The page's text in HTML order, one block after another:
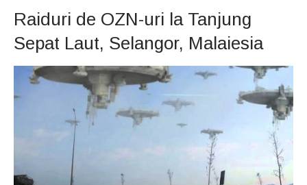
un cort din Spania
Marea vânătoare
de vrăjitoare din
Suedia
Vrăjitoare
zburătoare în Mexic
Magia în Thailanda
Raiduri de OZN-uri la Tanjung
Sepat Laut, Selangor, Malaiesia